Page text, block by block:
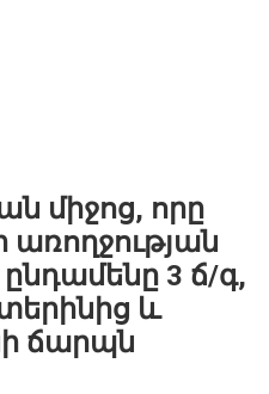
միջոց, որը
առողջության
3 ճ/գ,
և
ճարպն